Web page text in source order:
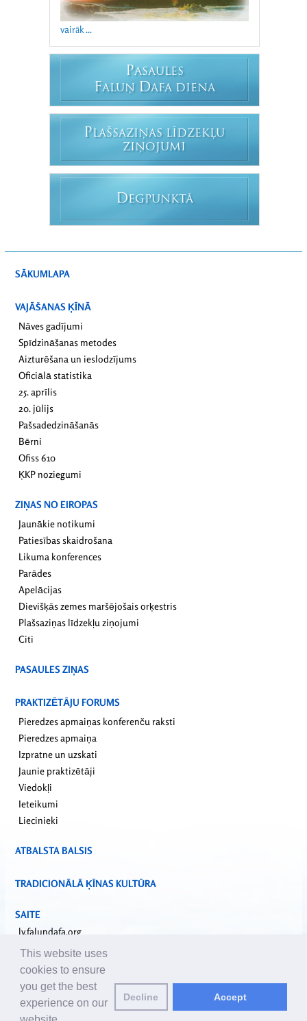
vairāk ...
PASAULES
FALUŅ DAFA DIENA
PLAŠSAZIŅAS LĪDZEKĻU
ZIŅOJUMI
DEGPUNKTĀ
SĀKUMLAPA
VAJĀŠANAS ĶĪNĀ
Nāves gadījumi
Spīdzināšanas metodes
Aizturēšana un ieslodzījums
Oficiālā statistika
25. aprīlis
20. jūlijs
Pašsadedzināšanās
Bērni
Ofiss 610
ĶKP noziegumi
ZIŅAS NO EIROPAS
Jaunākie notikumi
Patiesības skaidrošana
Likuma konferences
Parādes
Apelācijas
Dievišķās zemes maršējošais orķestris
Plašsaziņas līdzekļu ziņojumi
Citi
PASAULES ZIŅAS
PRAKTIZĒTĀJU FORUMS
Pieredzes apmaiņas konferenču raksti
Pieredzes apmaiņa
Izpratne un uzskati
Jaunie praktizētāji
Viedokļi
Ieteikumi
Liecinieki
ATBALSTA BALSIS
TRADICIONĀLĀ ĶĪNAS KULTŪRA
SAITE
lv.falundafa.org
faluninfo.net
minghui.org
pureinsight.org
upholdjustice.org
This website uses
cookies to ensure
you get the best
experience on our
Decline Accept